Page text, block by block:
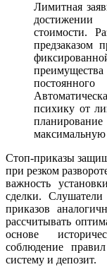
Лимитная
достижении
стоимости.
предзаказом
психику от
максимальную
Стоп-приказы
при резком
важность
сделки.
приказов
рассчитывать
основе
соблюдение
систему и депозит.